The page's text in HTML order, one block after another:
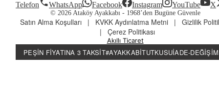
Telefon WhatsApp Facebook Instagram YouTube X
© 2026 Ataköy Ayakkabı - 1968’den Bugüne Güvenle
Satın Alma Koşulları | KVKK Aydınlatma Metni |
Gizlilik
|
Çerez Politikası
Akıllı Ticaret
PEŞIN FIYATINA 3 TAKSIT#AYAKKABITUTKUSUİADE-DEĞIŞIM